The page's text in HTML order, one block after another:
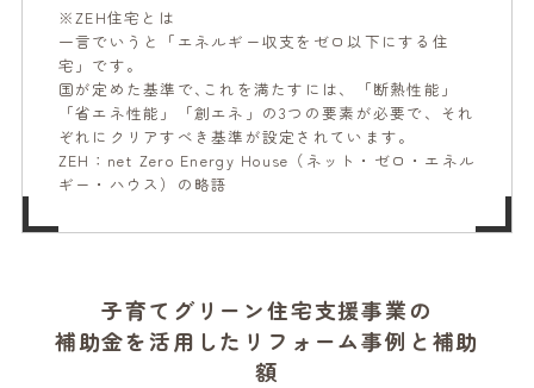
※ZEH住宅とは
一言でいうと「エネルギー収支をゼロ以下にする住
宅」です。
国が定めた基準で､これを満たすには、「断熱性能」
「省エネ性能」「創エネ」の3つの要素が必要で、それ
ぞれにクリアすべき基準が設定されています。
ZEH：net Zero Energy House（ネット・ゼロ・エネル
ギー・ハウス）の略語
子育てグリーン住宅支援事業の
補助金を活用したリフォーム事例と補助
額